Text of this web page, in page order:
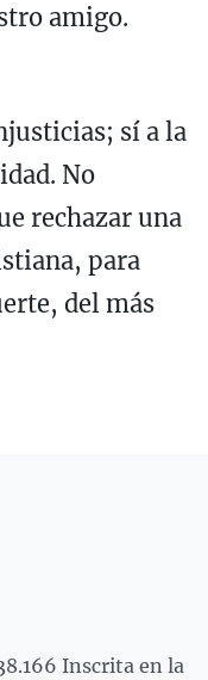
amigo.
sí a la
No
rechazar una
para
del más
Inscrita en la